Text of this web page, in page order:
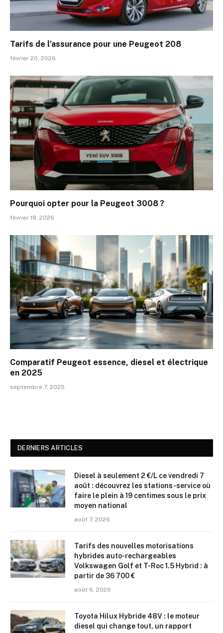
Tarifs de l’assurance pour une Peugeot 208
février 20, 2026
Pourquoi opter pour la Peugeot 3008 ?
février 19, 2026
Comparatif Peugeot essence, diesel et électrique
en 2025
septembre 7, 2025
DERNIERS ARTICLES
Diesel à seulement 2 €/L ce vendredi 7
août : découvrez les stations-service où
faire le plein à 19 centimes sous le prix
moyen national
août 7, 2026
Tarifs des nouvelles motorisations
hybrides auto-rechargeables
Volkswagen Golf et T-Roc 1.5 Hybrid : à
partir de 36 700 €
août 6, 2026
Toyota Hilux Hybride 48V : le moteur
diesel qui change tout, un rapport